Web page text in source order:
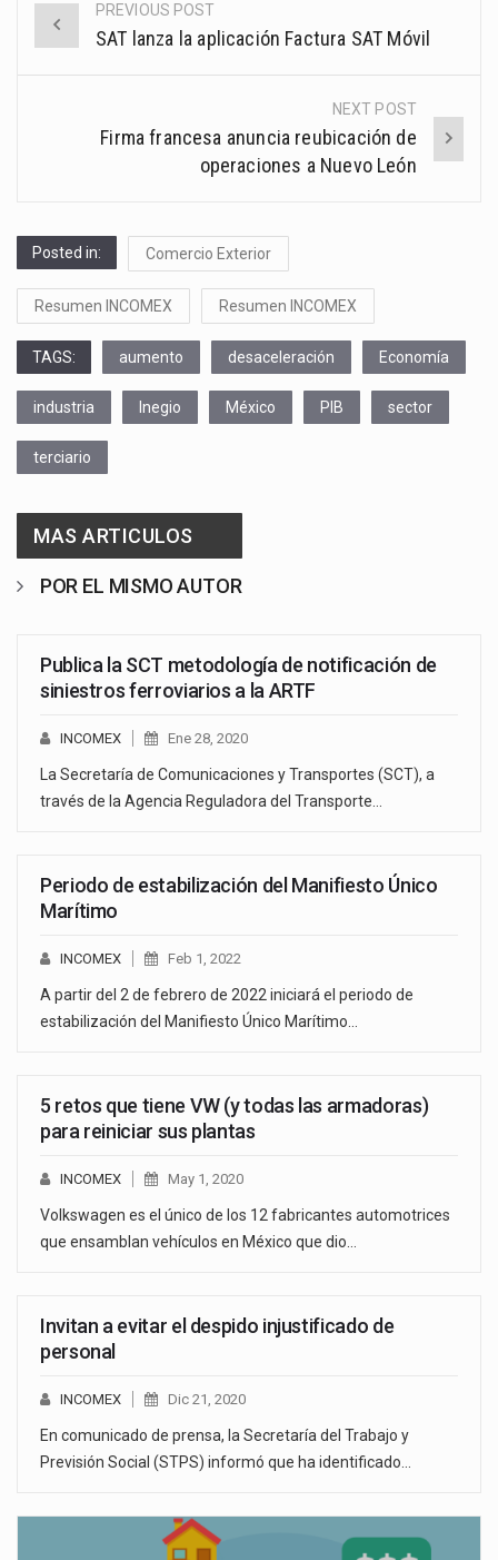
Post
PREVIOUS POST
SAT lanza la aplicación Factura SAT Móvil
NEXT POST
Firma francesa anuncia reubicación de
operaciones a Nuevo León
Posted in: Comercio Exterior
Resumen INCOMEX Resumen INCOMEX
TAGS: aumento desaceleración Economía
industria Inegio México PIB sector
terciario
MAS ARTICULOS
POR EL MISMO AUTOR
Publica la SCT metodología de notificación de
siniestros ferroviarios a la ARTF
INCOMEX Ene 28, 2020
La Secretaría de Comunicaciones y Transportes (SCT), a
través de la Agencia Reguladora del Transporte…
Periodo de estabilización del Manifiesto Único
Marítimo
INCOMEX Feb 1, 2022
A partir del 2 de febrero de 2022 iniciará el periodo de
estabilización del Manifiesto Único Marítimo…
5 retos que tiene VW (y todas las armadoras)
para reiniciar sus plantas
INCOMEX May 1, 2020
Volkswagen es el único de los 12 fabricantes automotrices
que ensamblan vehículos en México que dio…
Invitan a evitar el despido injustificado de
personal
INCOMEX Dic 21, 2020
En comunicado de prensa, la Secretaría del Trabajo y
Previsión Social (STPS) informó que ha identificado…